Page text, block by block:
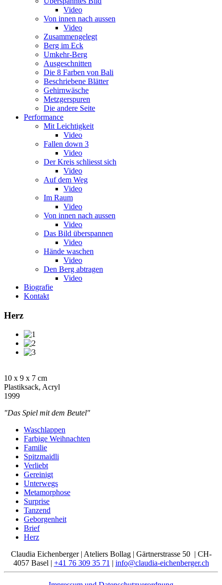
Video
Von innen nach aussen
Video
Zusammengelegt
Berg im Eck
Umkehr-Berg
Ausgeschnitten
Die 8 Farben von Bali
Beschriebene Blätter
Gehirnwäsche
Metzgerspuren
Die andere Seite
Performance
Mit Leichtigkeit
Video
Fallen down 3
Video
Der Kreis schliesst sich
Video
Auf dem Weg
Video
Im Raum
Video
Von innen nach aussen
Video
Das Bild überspannen
Video
Hände waschen
Video
Den Berg abtragen
Video
Biografie
Kontakt
Herz
10 x 9 x 7 cm
Plastiksack, Acryl
1999
"Das Spiel mit dem Beutel"
Waschlappen
Farbige Weihnachten
Familie
Spitzmaidli
Verliebt
Gereinigt
Unterwegs
Metamorphose
Surprise
Tanzend
Geborgenheit
Brief
Herz
Claudia Eichenberger | Ateliers Bollag | Gärtnerstrasse 50 | CH-
4057 Basel | +41 76 309 35 71 | info@claudia-eichenberger.ch